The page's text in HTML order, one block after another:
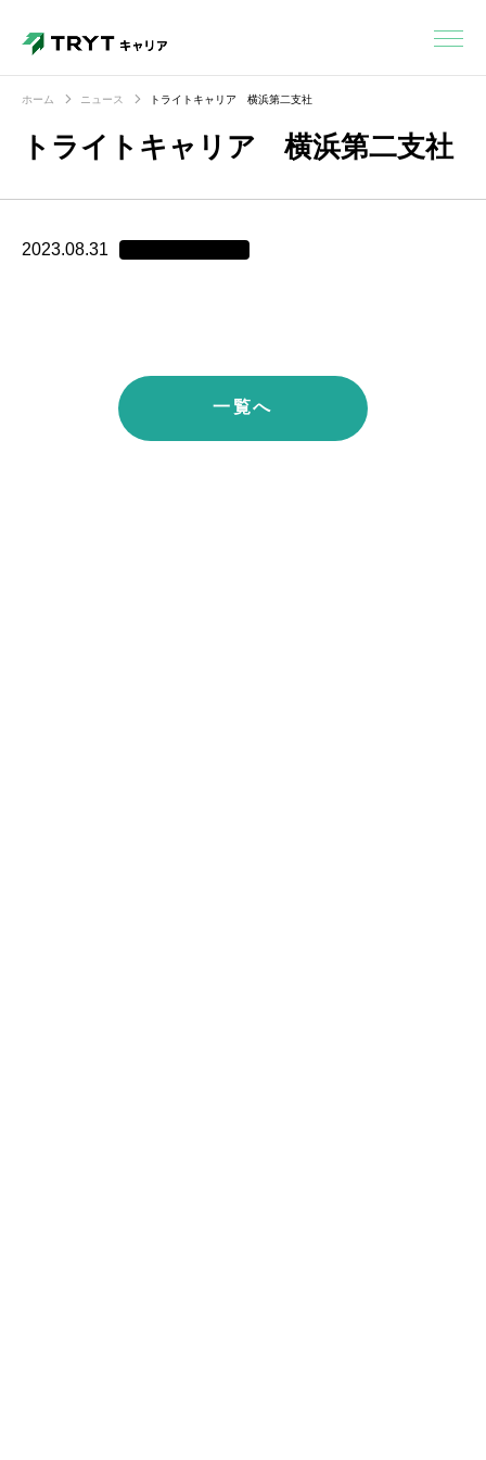
ホーム ニュース トライトキャリア 横浜第二支社
トライトキャリア 横浜第二支社
2023.08.31
一覧へ